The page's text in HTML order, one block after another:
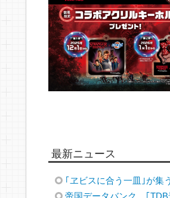
最新ニュース
｢ヱビスに合う一皿｣が集
帝国データバンク、｢